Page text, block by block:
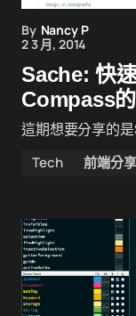
By Nancy P
2 3 月, 2014
Sache: 快
Compass
這期想要分享的
Tech 前端分享